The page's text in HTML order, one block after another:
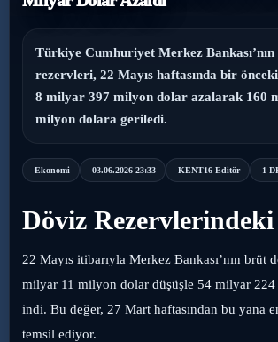
Sağlık
Yaşam
Türkiye Cumhuriyet Merkez
rezervleri, 22 Mayıs haftasında bir
8 milyar 397 milyon dolar azalarak 160
milyon dolara geriledi.
Ekonomi 03.06.2026 23:33 KENT16 Editör 1
Döviz Rezervlerindeki
22 Mayıs itibarıyla Merkez Bankası’nın brüt
milyar 11 milyon dolar düşüşle 54 milyar
indi. Bu değer, 27 Mart haftasından bu yana
temsil ediyor.